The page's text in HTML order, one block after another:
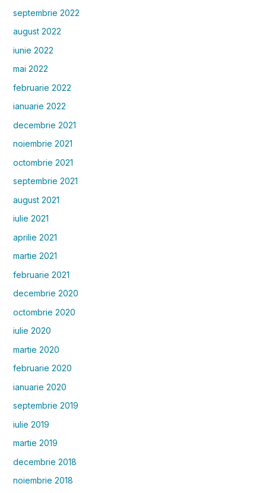
septembrie 2022
august 2022
iunie 2022
mai 2022
februarie 2022
ianuarie 2022
decembrie 2021
noiembrie 2021
octombrie 2021
septembrie 2021
august 2021
iulie 2021
aprilie 2021
martie 2021
februarie 2021
decembrie 2020
octombrie 2020
iulie 2020
martie 2020
februarie 2020
ianuarie 2020
septembrie 2019
iulie 2019
martie 2019
decembrie 2018
noiembrie 2018